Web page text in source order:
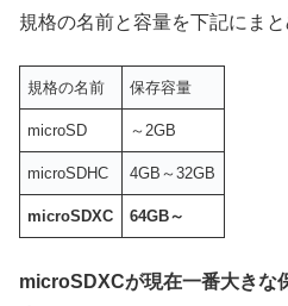
規格の名前と容量を下記にまと
規格の名前 保存容量
microSD ～2GB
microSDHC 4GB～32GB
microSDXC 64GB～
microSDXCが現在一番大きな